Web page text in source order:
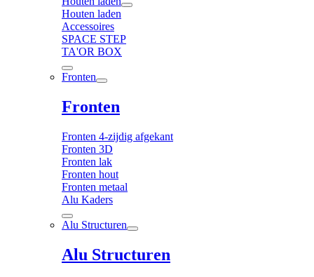
Houten laden
Accessoires
SPACE STEP
TA'OR BOX
Fronten
Fronten
Fronten 4-zijdig afgekant
Fronten 3D
Fronten lak
Fronten hout
Fronten metaal
Alu Kaders
Alu Structuren
Alu Structuren